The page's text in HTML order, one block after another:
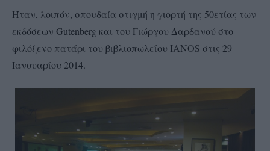
Ήταν, λοιπόν, σπουδαία στιγμή η γιορτή της 50ετίας των
εκδόσεων Gutenberg και του Γιώργου Δαρδανού στο
φιλόξενο πατάρι του βιβλιοπωλείου IANOS στις 29
Ιανουαρίου 2014.